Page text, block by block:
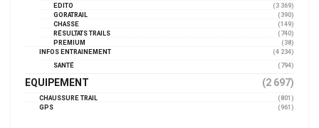
EDITO
(3 369)
GORATRAIL
(390)
CHASSE
(149)
RÉSULTATS TRAILS
(740)
PREMIUM
(38)
INFOS ENTRAINEMENT
(4 234)
SANTÉ
(794)
EQUIPEMENT (2 697)
CHAUSSURE TRAIL
(801)
GPS
(961)